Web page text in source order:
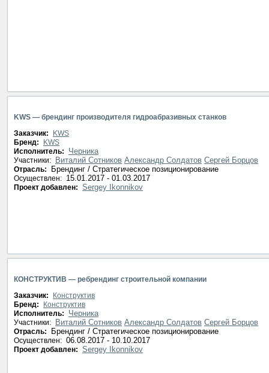
KWS — брендинг производителя гидроабразивных станков
Заказчик:
KWS
Бренд:
KWS
Исполнитель:
Черника
Участники: Виталий Сотников Александр Солдатов Сергей Борцов
Отрасль: Брендинг / Стратегическое позиционирование
Осуществлен: 15.01.2017 - 01.03.2017
Проект добавлен: Sergey Ikonnikov
КОНСТРУКТИВ — ребрендинг строительной компании
Заказчик:
Конструктив
Бренд:
Конструктив
Исполнитель:
Черника
Участники: Виталий Сотников Александр Солдатов Сергей Борцов
Отрасль: Брендинг / Стратегическое позиционирование
Осуществлен: 06.08.2017 - 10.10.2017
Проект добавлен: Sergey Ikonnikov